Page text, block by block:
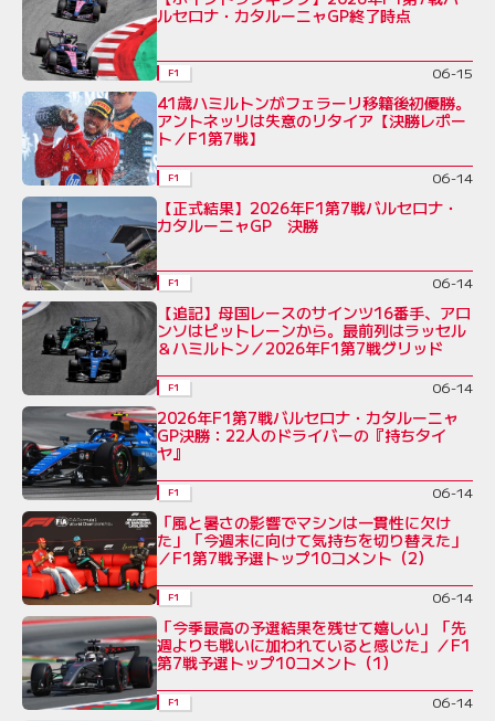
ルセロナ・カタルーニャGP終了時点
F1 06-15
41歳ハミルトンがフェラーリ移籍後初優勝。
アントネッリは失意のリタイア【決勝レポー
ト／F1第7戦】
F1 06-14
【正式結果】2026年F1第7戦バルセロナ・
カタルーニャGP 決勝
F1 06-14
【追記】母国レースのサインツ16番手、アロ
ンソはピットレーンから。最前列はラッセル
＆ハミルトン／2026年F1第7戦グリッド
F1 06-14
2026年F1第7戦バルセロナ・カタルーニャ
GP決勝：22人のドライバーの『持ちタイ
ヤ』
F1 06-14
「風と暑さの影響でマシンは一貫性に欠け
た」「今週末に向けて気持ちを切り替えた」
／F1第7戦予選トップ10コメント（2）
F1 06-14
「今季最高の予選結果を残せて嬉しい」「先
週よりも戦いに加われていると感じた」／F1
第7戦予選トップ10コメント（1）
F1 06-14